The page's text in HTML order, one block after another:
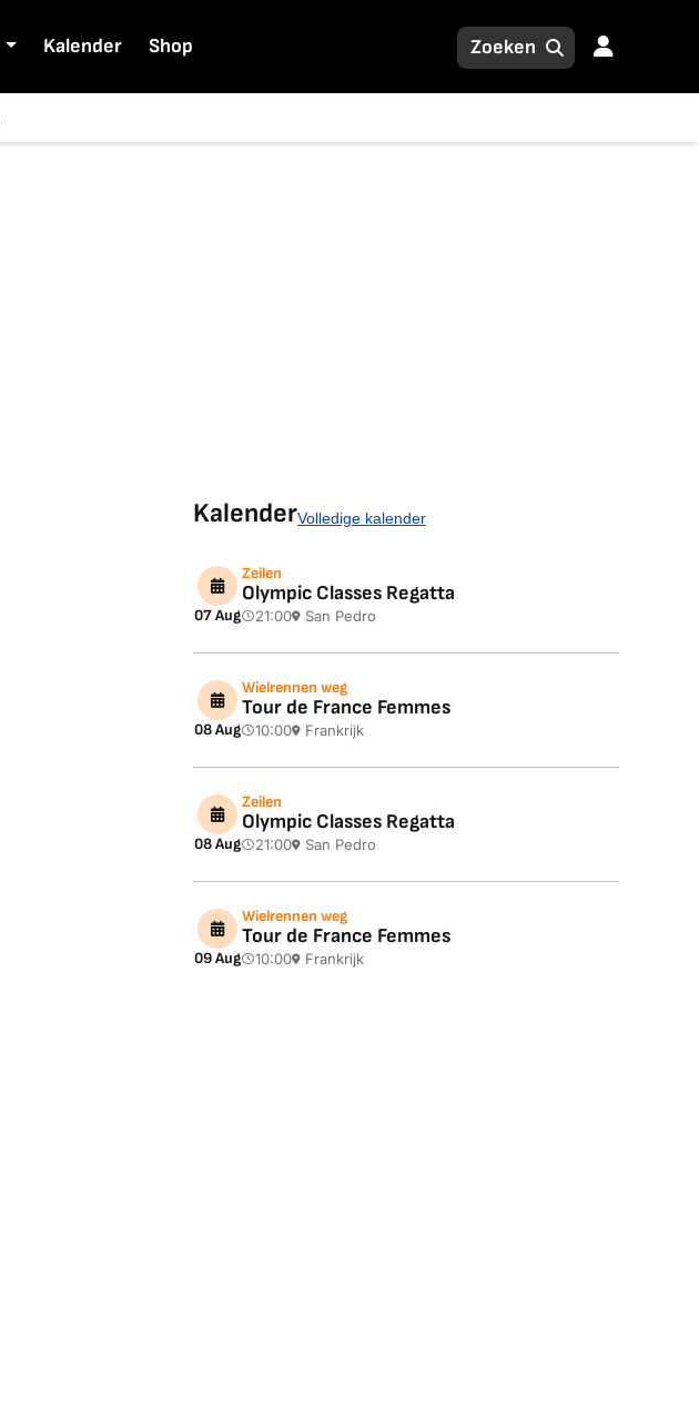
Kalender Shop
KalenderVolledige kalender
07 Aug
Zeilen
Olympic Classes Regatta
21:00 San Pedro
08 Aug
Wielrennen weg
Tour de France Femmes
10:00 Frankrijk
08 Aug
Zeilen
Olympic Classes Regatta
21:00 San Pedro
09 Aug
Wielrennen weg
Tour de France Femmes
10:00 Frankrijk